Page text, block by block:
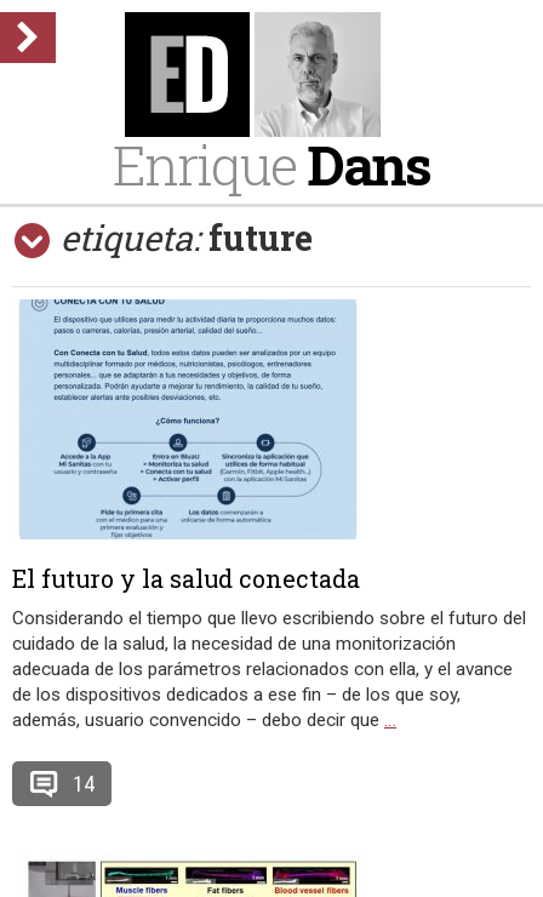
EnriqueDans
etiqueta: future
El futuro y la salud conectada
Considerando el tiempo que llevo escribiendo sobre el futuro del
cuidado de la salud, la necesidad de una monitorización
adecuada de los parámetros relacionados con ella, y el avance
de los dispositivos dedicados a ese fin – de los que soy,
además, usuario convencido – debo decir que …
14